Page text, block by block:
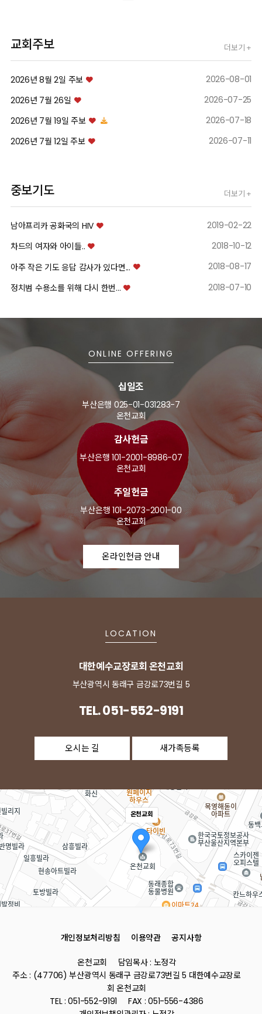
교회주보 더보기 +
2026년 8월 2일 주보
2026-08-01
2026년 7월 26일
2026-07-25
2026년 7월 19일 주보
2026-07-18
2026년 7월 12일 주보
2026-07-11
중보기도 더보기 +
남아프리카 공화국의 HIV
2019-02-22
차드의 여자와 아이들..
2018-10-12
아주 작은 기도 응답 감사가 있다면...
2018-08-17
정치범 수용소를 위해 다시 한번...
2018-07-10
ONLINE OFFERING
십일조
부산은행 025-01-031283-7
온천교회
감사헌금
부산은행 101-2001-8986-07
온천교회
주일헌금
부산은행 101-2073-2001-00
온천교회
온라인헌금 안내
LOCATION
대한예수교장로회 온천교회
부산광역시 동래구 금강로73번길 5
TEL. 051-552-9191
오시는 길 새가족등록
온천교회
로드뷰
부산 동래구 금강로73번길 5
전화
051-552-9191
개인정보처리방침 이용약관 공지사항
온천교회
담임목사 : 노정각
주소 : (47706) 부산광역시 동래구 금강로73번길 5 대한예수교장로
회 온천교회
TEL : 051-552-9191
FAX : 051-556-4386